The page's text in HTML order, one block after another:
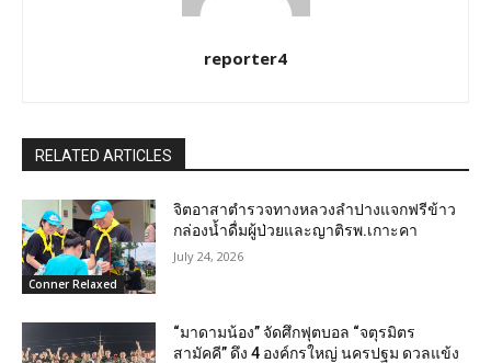
reporter4
RELATED ARTICLES
Conner Relaxed
จิตอาสาตำรวจทางหลวงลำปางแจกฟรีข้าว
กล่องน้ำดื่มผู้ป่วยและญาติรพ.เกาะคา
July 24, 2026
“มาดามน้อง” จัดศึกฟุตบอล “จตุรมิตร
สามัคคี” ดึง 4 องค์กรใหญ่ นครปฐม ดวลแข้ง